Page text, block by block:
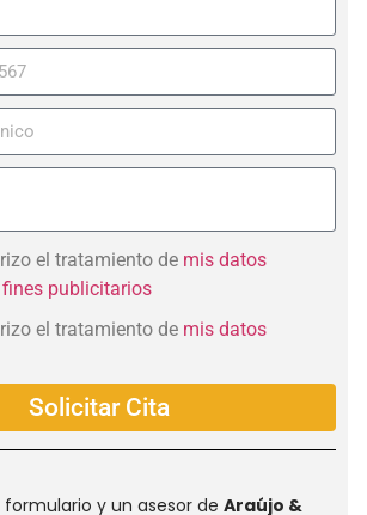
el tratamiento de mis datos
publicitarios
el tratamiento de mis datos
Solicitar Cita
y un asesor de Araújo &